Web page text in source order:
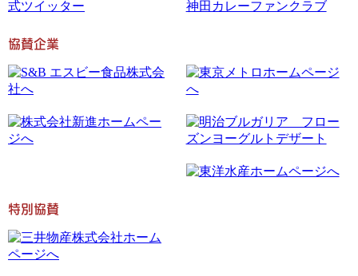
協賛企業
特別協賛